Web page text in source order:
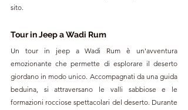
sito.
Tour in Jeep a Wadi Rum
Un tour in jeep a Wadi Rum è un'avventura
emozionante che permette di esplorare il deserto
giordano in modo unico. Accompagnati da una guida
beduina, si attraversano le valli sabbiose e le
formazioni rocciose spettacolari del deserto. Durante